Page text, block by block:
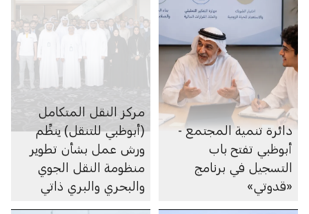
دائرة تنمية المجتمع -
أبوظبي تفتح باب
التسجيل في برنامج
«قدوتي»
مركز النقل المتكامل
(أبوظبي للتنقل) ينظِّم
ورش عمل بشأن تطوير
منظومة النقل الجوي
والبحري والبري ذاتي